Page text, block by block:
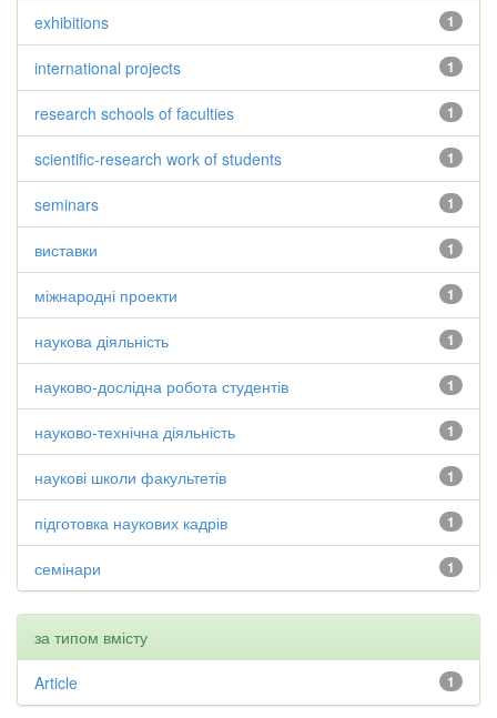
1
exhibitions
1
international projects
1
research schools of faculties
1
scientific-research work of students
1
seminars
1
виставки
1
міжнародні проекти
1
наукова діяльність
1
науково-дослідна робота студентів
1
науково-технічна діяльність
1
наукові школи факультетів
1
підготовка наукових кадрів
1
семінари
за типом вмісту
1
Article